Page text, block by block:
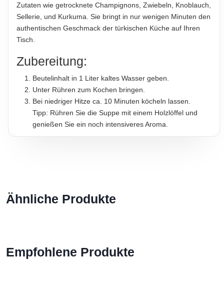
Zutaten wie getrocknete Champignons, Zwiebeln, Knoblauch,
Sellerie, und Kurkuma. Sie bringt in nur wenigen Minuten den
authentischen Geschmack der türkischen Küche auf Ihren
Tisch.
Zubereitung:
Beutelinhalt in 1 Liter kaltes Wasser geben.
Unter Rühren zum Kochen bringen.
Bei niedriger Hitze ca. 10 Minuten köcheln lassen.
Tipp: Rühren Sie die Suppe mit einem Holzlöffel und
genießen Sie ein noch intensiveres Aroma.
Einklang mit Ihren Werten.
Gewicht:Pasta-Suppe mit Hühnergeschmack mit 58g
Ähnliche Produkte
Empfohlene Produkte